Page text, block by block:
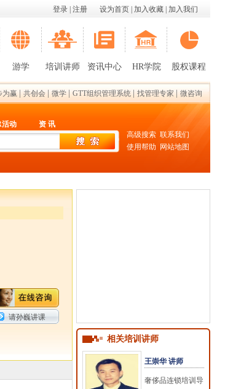
设为首页 加入收藏 加入我们
登录 注册
游学 培训讲师 资讯中心 HR学院 股权课程
为赢 共创会 微学 GTT组织管理系统 找管理专家 微咨询
活动 资 讯
高级搜索 联系我们
使用帮助
网站地图
请孙巍讲课
相关培训讲师
王崇华 讲师
奢侈品连锁培训导